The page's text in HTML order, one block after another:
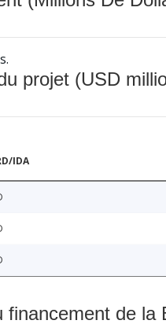
projet (USD
IDA
financement de